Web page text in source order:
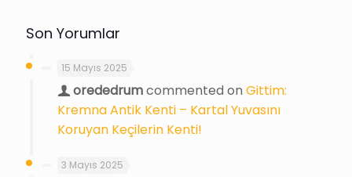
Son Yorumlar
15 Mayıs 2025
orededrumcommented on Gittim:
Kremna Antik Kenti – Kartal Yuvasını
Koruyan Keçilerin Kenti!
3 Mayıs 2025